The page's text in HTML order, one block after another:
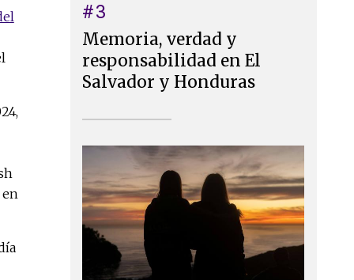
#3
Memoria, verdad y
responsabilidad en El
Salvador y Honduras